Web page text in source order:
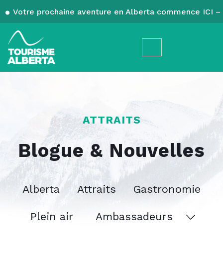
Votre prochaine aventure en Alberta commence ICI
ATTRAITS
Blogue & Nouvelles
Alberta Attraits Gastronomie
Plein air Ambassadeurs